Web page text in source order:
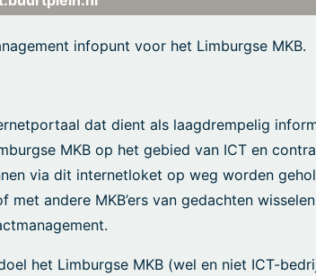
infopunt voor het Limburgse MKB.
dat dient als laagdrempelig
MKB op het gebied van ICT en
via dit internetloket op weg worden
met andere MKB’ers van gedachten
het Limburgse MKB (wel en niet ICT-